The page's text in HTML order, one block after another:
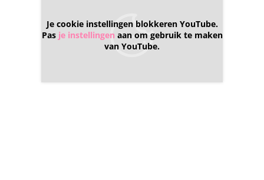
Je cookie instellingen blokkeren YouTube.
Pas je instellingen aan om gebruik te maken
van YouTube.